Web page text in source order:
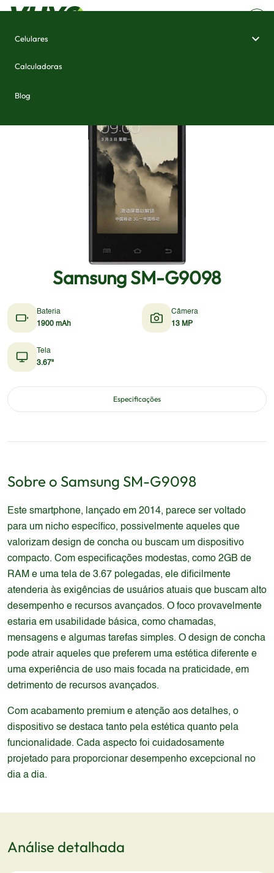
Celulares
Calculadoras
Blog
Samsung SM-G9098
Bateria
1900 mAh
Câmera
13 MP
Tela
3.67"
Especificações
Sobre o Samsung SM-G9098
Este smartphone, lançado em 2014, parece ser voltado
para um nicho específico, possivelmente aqueles que
valorizam design de concha ou buscam um dispositivo
compacto. Com especificações modestas, como 2GB de
RAM e uma tela de 3.67 polegadas, ele dificilmente
atenderia às exigências de usuários atuais que buscam alto
desempenho e recursos avançados. O foco provavelmente
estaria em usabilidade básica, como chamadas,
mensagens e algumas tarefas simples. O design de concha
pode atrair aqueles que preferem uma estética diferente e
uma experiência de uso mais focada na praticidade, em
detrimento de recursos avançados.
Com acabamento premium e atenção aos detalhes, o
dispositivo se destaca tanto pela estética quanto pela
funcionalidade. Cada aspecto foi cuidadosamente
projetado para proporcionar desempenho excepcional no
dia a dia.
Análise detalhada